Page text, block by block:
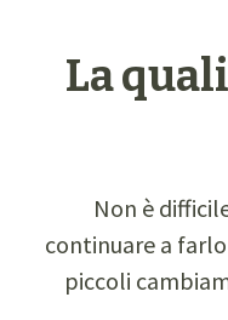
La
Non è
continuare a
piccoli